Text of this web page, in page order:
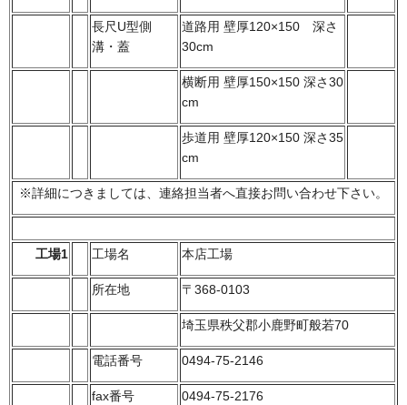
長尺U型側
溝・蓋
道路用 壁厚120×150 深さ
30cm
横断用 壁厚150×150 深さ30
cm
歩道用 壁厚120×150 深さ35
cm
※詳細につきましては、連絡担当者へ直接お問い合わせ下さい。
工場1 工場名 本店工場
所在地 〒368-0103
埼玉県秩父郡小鹿野町般若70
電話番号 0494-75-2146
fax番号 0494-75-2176